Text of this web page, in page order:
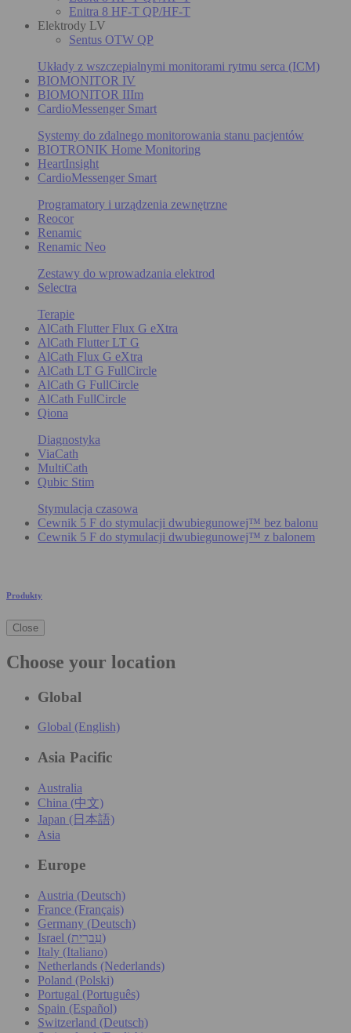
Enitra 8 HF-T QP/HF-T
Elektrody LV
Sentus OTW QP
Układy z wszczepialnymi monitorami rytmu serca (ICM)
BIOMONITOR IV
BIOMONITOR IIIm
CardioMessenger Smart
Systemy do zdalnego monitorowania stanu pacjentów
BIOTRONIK Home Monitoring
HeartInsight
CardioMessenger Smart
Programatory i urządzenia zewnętrzne
Reocor
Renamic
Renamic Neo
Zestawy do wprowadzania elektrod
Selectra
Terapie
AlCath Flutter Flux G eXtra
AlCath Flutter LT G
AlCath Flux G eXtra
AlCath LT G FullCircle
AlCath G FullCircle
AlCath FullCircle
Qiona
Diagnostyka
ViaCath
MultiCath
Qubic Stim
Stymulacja czasowa
Cewnik 5 F do stymulacji dwubiegunowej™ bez balonu
Cewnik 5 F do stymulacji dwubiegunowej™ z balonem
Produkty
Close
Choose your location
Global
Global (English)
Asia Pacific
Australia
China (中文)
Japan (日本語)
Asia
Europe
Austria (Deutsch)
France (Français)
Germany (Deutsch)
Israel (עִברִית)
Italy (Italiano)
Netherlands (Nederlands)
Poland (Polski)
Portugal (Português)
Spain (Español)
Switzerland (Deutsch)